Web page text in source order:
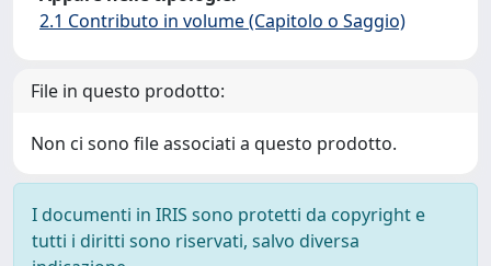
2.1 Contributo in volume (Capitolo o Saggio)
File in questo prodotto:
Non ci sono file associati a questo prodotto.
I documenti in IRIS sono protetti da copyright e
tutti i diritti sono riservati, salvo diversa